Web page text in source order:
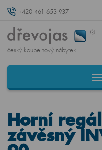
+420 461 653 937
český koupelnový nábytek
Horní regál
závěsný